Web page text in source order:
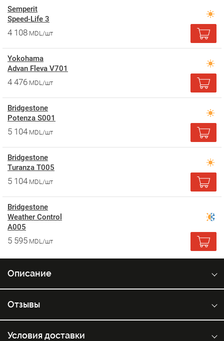
Semperit
Speed-Life 3
4 108 MDL/шт
Yokohama
Advan Fleva V701
4 476 MDL/шт
Bridgestone
Potenza S001
5 104 MDL/шт
Bridgestone
Turanza T005
5 104 MDL/шт
Bridgestone
Weather Control
A005
5 595 MDL/шт
Описание
Отзывы
Условия доставки